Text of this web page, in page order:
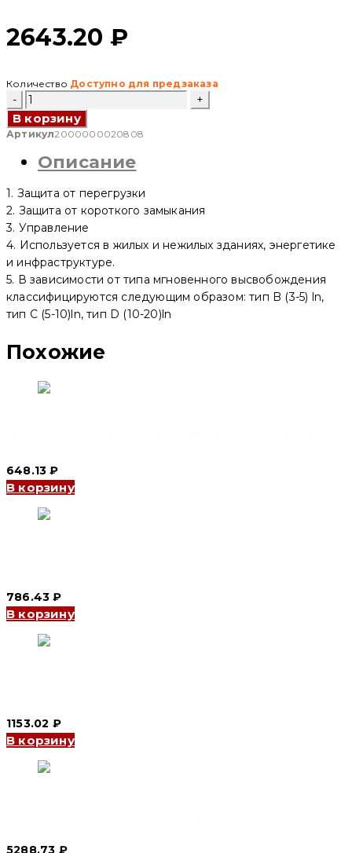
2643.20 ₽
Количество Доступно для предзаказа
Количество
товара
Автоматический
выключатель
80M
4P,
A,
6kA,
D
(CNC
Electric)
В корзину
Артикул2000000020808
Описание
1. Защита от перегрузки
2. Защита от короткого замыкания
3. Управление
4. Используется в жилых и нежилых зданиях, энергетике
и инфраструктуре.
5. В зависимости от типа мгновенного высвобождения
классифицируются следующим образом: тип B (3-5) ln,
тип C (5-10)ln, тип D (10-20)ln
Похожие
648.13₽
В корзину
786.43₽
В корзину
1153.02 ₽
В корзину
5288.73 ₽